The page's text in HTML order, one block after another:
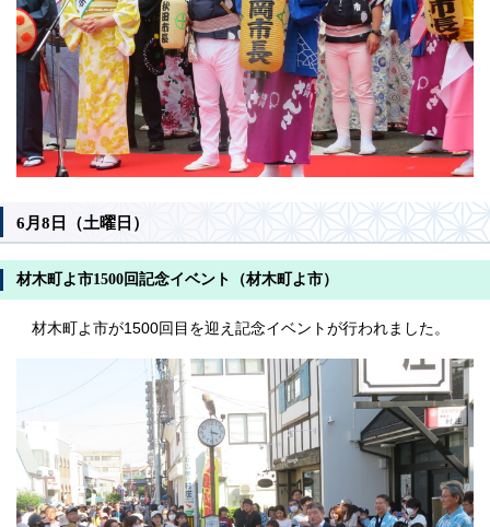
6月8日（土曜日）
材木町よ市1500回記念イベント（材木町よ市）
材木町よ市が1500回目を迎え記念イベントが行われました。